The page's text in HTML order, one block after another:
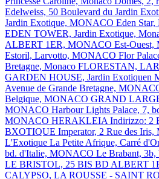
Edelweiss, 50 Boulevard du Jardin
Jardin Exotique, MONACO Eden
EDEN TOWER, Jardin Exotique,
ALBERT 1ER, MONACO Est-
Estoril, Larvotto, MONACO Flor
Bretagne, Monaco FLORESTAN,
GARDEN HOUSE, Jardin Exotiquen
Avenue de Grande Bretagne,
Belgique, MONACO GRAND
MONACO Harbour Lights Palace, 7,
MONACO HERAKLEIA Indirizzo: 2
BXOTIQUE Imperator, 2 Rue des Iris,
L'Exotique La Petite Afrique, Carré
bd. d'Italie, MONACO Le Brabant, 3b,
LE BRISTOL, 25 BIS BD ALBERT
CALYPSO, LA ROUSSE - SAINT